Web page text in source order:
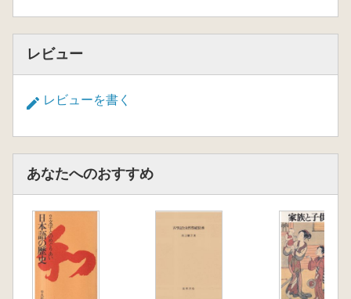
4 ウィレム・ブーケルス
1 レッド・へリング
3 『自由海論』
4 アサイズ・ヘリングとランド・ケニング
5 海洋主権
6 オランダの衰退
第五章 タラから始まる世界史
1 『テンペスト』
レビュー
レビューを書く
あなたへのおすすめ